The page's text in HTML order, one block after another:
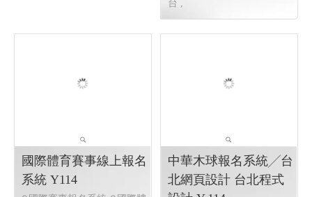
購物網站 ⇆ 點餐系統
105法拍網 法拍物件〡
法拍案件查詢